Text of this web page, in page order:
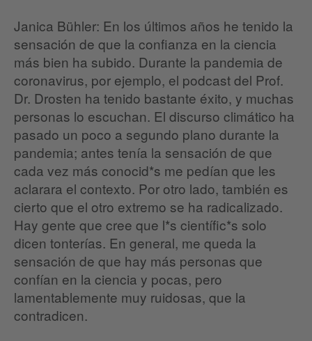
Janica Bühler: En los últimos años he tenido la
sensación de que la confianza en la ciencia
más bien ha subido. Durante la pandemia de
coronavirus, por ejemplo, el podcast del Prof.
Dr. Drosten ha tenido bastante éxito, y muchas
personas lo escuchan. El discurso climático ha
pasado un poco a segundo plano durante la
pandemia; antes tenía la sensación de que
cada vez más conocid*s me pedían que les
aclarara el contexto. Por otro lado, también es
cierto que el otro extremo se ha radicalizado.
Hay gente que cree que l*s científic*s solo
dicen tonterías. En general, me queda la
sensación de que hay más personas que
confían en la ciencia y pocas, pero
lamentablemente muy ruidosas, que la
contradicen.